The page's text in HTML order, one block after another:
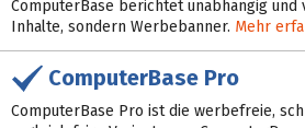
ComputerBase berichtet unabhängig
Inhalte, sondern Werbebanner. Mehr
ComputerBase Pro
ComputerBase Pro ist die werbefreie,